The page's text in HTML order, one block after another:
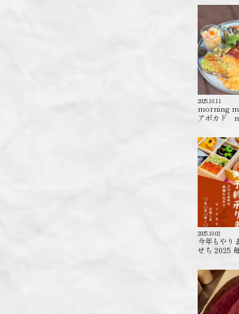
2025.10.11
morning
アボカド
2025.10.02
今年もやり
せち 2025